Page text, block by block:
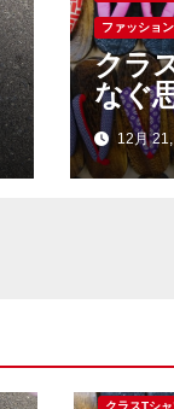
ファッショ
クラ
なぐ
生生
る一
12月